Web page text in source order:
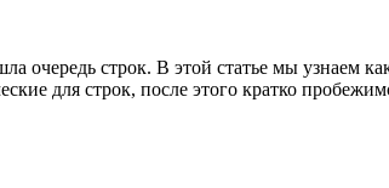
очередь строк. В этой статье мы узнаем
для строк, после этого кратко